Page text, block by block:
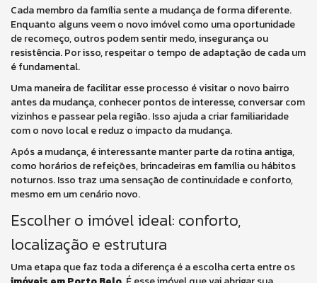
Cada membro da família sente a mudança de forma diferente.
Enquanto alguns veem o novo imóvel como uma oportunidade
de recomeço, outros podem sentir medo, insegurança ou
resistência. Por isso, respeitar o tempo de adaptação de cada um
é fundamental.
Uma maneira de facilitar esse processo é visitar o novo bairro
antes da mudança, conhecer pontos de interesse, conversar com
vizinhos e passear pela região. Isso ajuda a criar familiaridade
com o novo local e reduz o impacto da mudança.
Após a mudança, é interessante manter parte da rotina antiga,
como horários de refeições, brincadeiras em família ou hábitos
noturnos. Isso traz uma sensação de continuidade e conforto,
mesmo em um cenário novo.
Escolher o imóvel ideal: conforto,
localização e estrutura
Uma etapa que faz toda a diferença é a escolha certa entre os